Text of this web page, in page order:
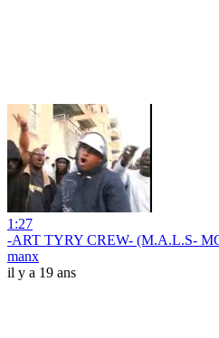
1:27
-ART TYRY CREW- (M.A.L.S-
manx
il y a 19 ans